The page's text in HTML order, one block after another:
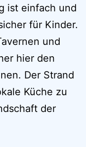
ist einfach und
für Kinder.
und
hier den
Der Strand
Küche zu
der